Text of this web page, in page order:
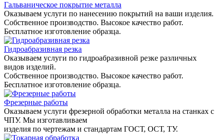
Гальваническое покрытие металла
Оказываем услуги по нанесению покрытий на ваши изделия.
Собственное производство. Высокое качество работ.
Бесплатное изготовление образца.
Гидроабразивная резка
Оказываем услуги по гидроабразивной резке различных
видов изделий.
Собственное производство. Высокое качество работ.
Бесплатное изготовление образца.
Фрезерные работы
Оказываем услуги фрезерной обработки металла на станках с
ЧПУ. Мы изготавливаем
изделия по чертежам и стандартам ГОСТ, ОСТ, ТУ.